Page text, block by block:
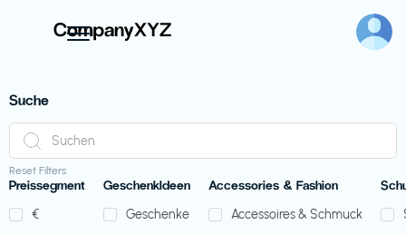
Suche
Reset Filters
Preissegment
€‎
GeschenkIdeen
Geschenke
Accessories & Fashion
Accessoires & Schmuck